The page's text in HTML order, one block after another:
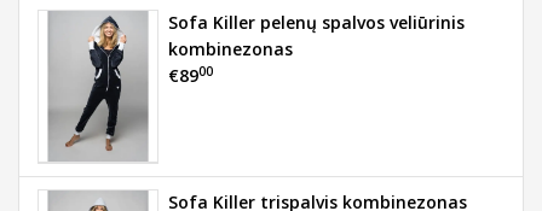
Sofa Killer pelenų spalvos veliūrinis
kombinezonas
€8900
Sofa Killer trispalvis kombinezonas